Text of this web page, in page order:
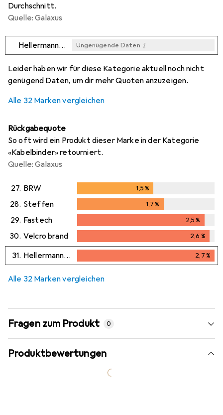
Durchschnitt.
Quelle: Galaxus
HellermannTyton Ungenügende Daten i
Leider haben wir für diese Kategorie aktuell noch nicht
genügend Daten, um dir mehr Quoten anzuzeigen.
Alle 32 Marken vergleichen
Rückgabequote
So oft wird ein Produkt dieser Marke in der Kategorie
«Kabelbinder» retourniert.
Quelle: Galaxus
27. BRW 1,5%
28. Steffen 1,7%
29. Fastech 2,5%
2,5%
30. Velcro brand 2,6 %
2,6%
31. HellermannTyton 2,7%
2,7%
Alle 32 Marken vergleichen
Fragen zum Produkt 0
Produktbewertungen